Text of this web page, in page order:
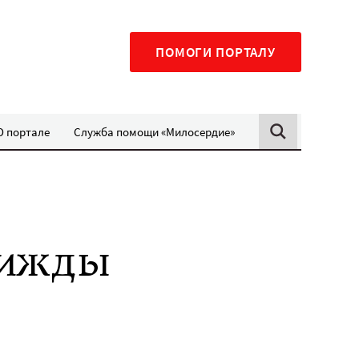
ПОМОГИ ПОРТАЛУ
портале Служба помощи «Милосердие»